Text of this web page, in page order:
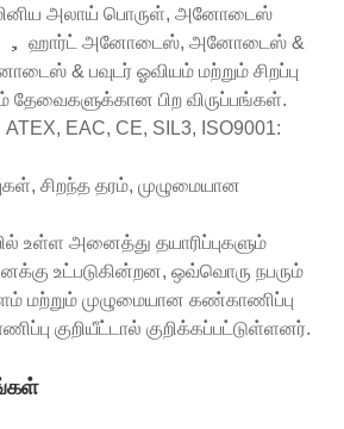
அலாய் பொருள், அனோடைஸ்
， ஹார்ட் அனோடைஸ், அனோடைஸ் &
& பவுடர் ஓவியம் மற்றும் சிறப்பு
தேவைகளுக்கான பிற விருப்பங்கள்.
EAC, CE, SIL3, ISO9001:
சிறந்த தரம், முழுமையான
உள்ள அனைத்து தயாரிப்புகளும்
உட்படுகின்றன, ஒவ்வொரு நபரும்
மற்றும் முழுமையான கண்காணிப்பு
குறியீட்டால் குறிக்கப்பட்டுள்ளனர்.